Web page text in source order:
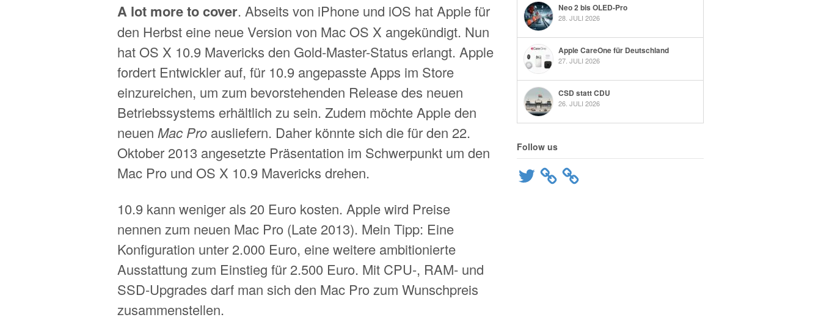
A lot more to cover. Abseits von iPhone und iOS hat Apple für
den Herbst eine neue Version von Mac OS X angekündigt. Nun
hat OS X 10.9 Mavericks den Gold-Master-Status erlangt. Apple
fordert Entwickler auf, für 10.9 angepasste Apps im Store
einzureichen, um zum bevorstehenden Release des neuen
Betriebssystems erhältlich zu sein. Zudem möchte Apple den
neuen Mac Pro ausliefern. Daher könnte sich die für den 22.
Oktober 2013 angesetzte Präsentation im Schwerpunkt um den
Mac Pro und OS X 10.9 Mavericks drehen.
10.9 kann weniger als 20 Euro kosten. Apple wird Preise
nennen zum neuen Mac Pro (Late 2013). Mein Tipp: Eine
Konfiguration unter 2.000 Euro, eine weitere ambitionierte
Ausstattung zum Einstieg für 2.500 Euro. Mit CPU-, RAM- und
SSD-Upgrades darf man sich den Mac Pro zum Wunschpreis
zusammenstellen.
Neo 2 bis OLED-Pro
28. JULI 2026
Apple CareOne für Deutschland
27. JULI 2026
CSD statt CDU
26. JULI 2026
Follow us
Twitter